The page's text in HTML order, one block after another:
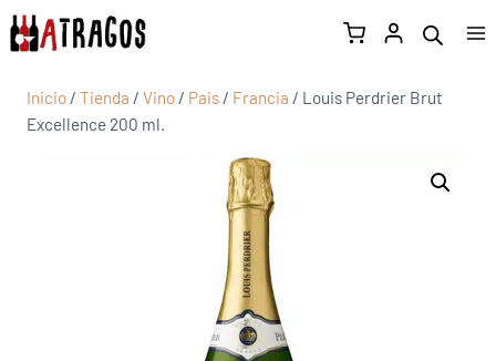
Inicio / Tienda / Vino / Pais / Francia / Louis Perdrier Brut
Excellence 200 ml.